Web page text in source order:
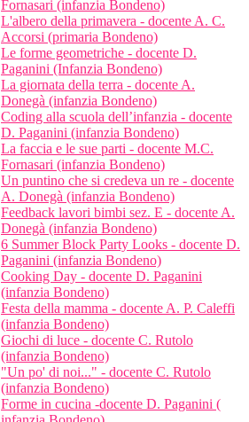
Fornasari (infanzia Bondeno)
L'albero della primavera - docente A. C.
Accorsi (primaria Bondeno)
Le forme geometriche - docente D.
Paganini (Infanzia Bondeno)
La giornata della terra - docente A.
Donegà (infanzia Bondeno)
Coding alla scuola dell’infanzia - docente
D. Paganini (infanzia Bondeno)
La faccia e le sue parti - docente M.C.
Fornasari (infanzia Bondeno)
Un puntino che si credeva un re - docente
A. Donegà (infanzia Bondeno)
Feedback lavori bimbi sez. E - docente A.
Donegà (infanzia Bondeno)
6 Summer Block Party Looks - docente D.
Paganini (infanzia Bondeno)
Cooking Day - docente D. Paganini
(infanzia Bondeno)
Festa della mamma - docente A. P. Caleffi
(infanzia Bondeno)
Giochi di luce - docente C. Rutolo
(infanzia Bondeno)
"Un po' di noi..." - docente C. Rutolo
(infanzia Bondeno)
Forme in cucina -docente D. Paganini (